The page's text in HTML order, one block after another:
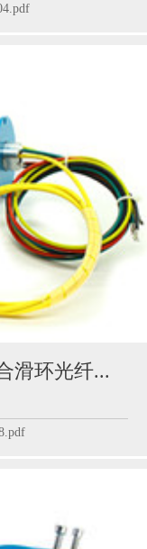
滑环光纤...